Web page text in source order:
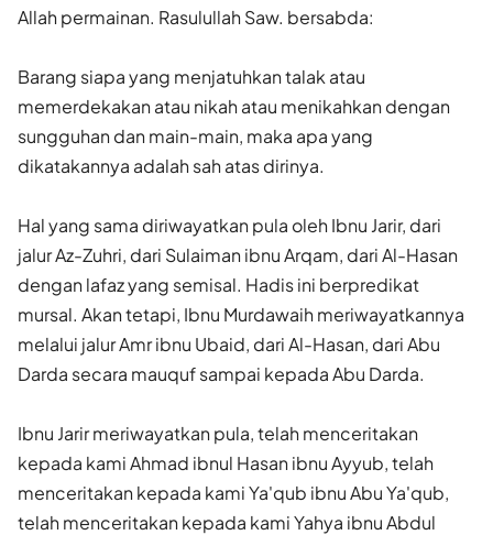
Allah permainan. Rasulullah Saw. bersabda:
Barang siapa yang menjatuhkan talak atau
memerdekakan atau nikah atau menikahkan dengan
sungguhan dan main-main, maka apa yang
dikatakannya adalah sah atas dirinya.
Hal yang sama diriwayatkan pula oleh Ibnu Jarir, dari
jalur Az-Zuhri, dari Sulaiman ibnu Arqam, dari Al-Hasan
dengan lafaz yang semisal. Hadis ini berpredikat
mursal. Akan tetapi, Ibnu Murdawaih meriwayatkannya
melalui jalur Amr ibnu Ubaid, dari Al-Hasan, dari Abu
Darda secara mauquf sampai kepada Abu Darda.
Ibnu Jarir meriwayatkan pula, telah menceritakan
kepada kami Ahmad ibnul Hasan ibnu Ayyub, telah
menceritakan kepada kami Ya'qub ibnu Abu Ya'qub,
telah menceritakan kepada kami Yahya ibnu Abdul